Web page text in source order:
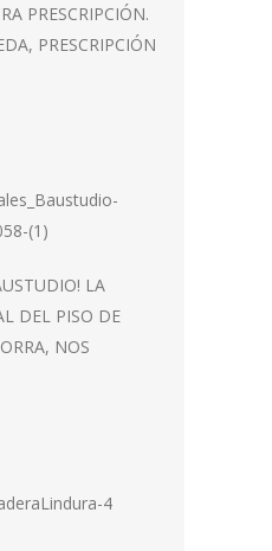
PRESCRIPCIÓN.
PRESCRIPCIÓN
LA
DEL PISO DE
NOS